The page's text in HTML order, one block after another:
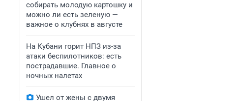
собирать молодую картошку и
можно ли есть зеленую —
важное о клубнях в августе
На Кубани горит НПЗ из-за
атаки беспилотников: есть
пострадавшие. Главное о
ночных налетах
Ушел от жены с двумя